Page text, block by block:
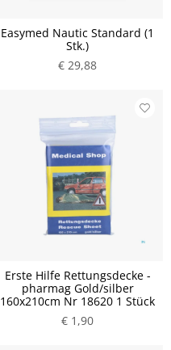
Easymed Nautic Standard (1
Stk.)
€ 29,88
Erste Hilfe Rettungsdecke -
pharmag Gold/silber
160x210cm Nr 18620 1 Stück
€ 1,90